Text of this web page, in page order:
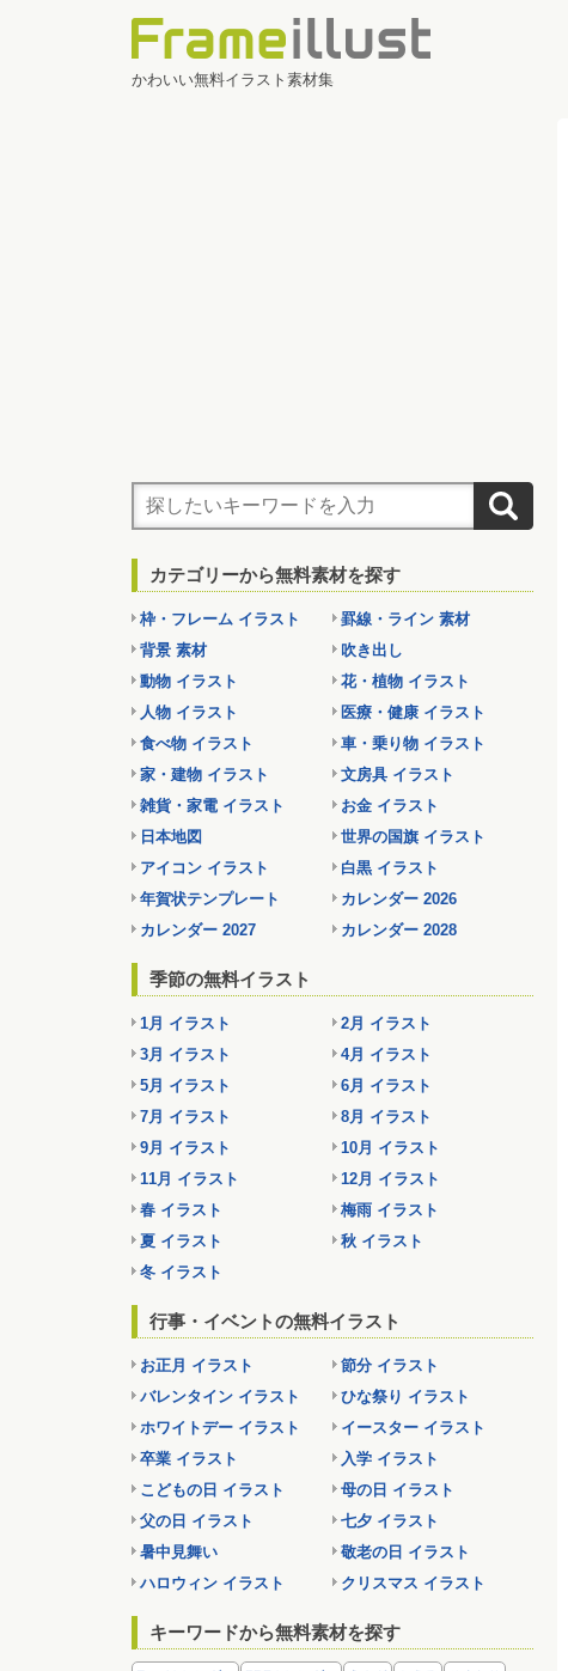
かわいい無料イラスト素材集
カテゴリーから無料素材を探す
枠・フレーム イラスト
罫線・ライン 素材
背景 素材
吹き出し
動物 イラスト
花・植物 イラスト
人物 イラスト
医療・健康 イラスト
食べ物 イラスト
車・乗り物 イラスト
家・建物 イラスト
文房具 イラスト
雑貨・家電 イラスト
お金 イラスト
日本地図
世界の国旗 イラスト
アイコン イラスト
白黒 イラスト
年賀状テンプレート
カレンダー 2026
カレンダー 2027
カレンダー 2028
季節の無料イラスト
1月 イラスト
2月 イラスト
3月 イラスト
4月 イラスト
5月 イラスト
6月 イラスト
7月 イラスト
8月 イラスト
9月 イラスト
10月 イラスト
11月 イラスト
12月 イラスト
春 イラスト
梅雨 イラスト
夏 イラスト
秋 イラスト
冬 イラスト
行事・イベントの無料イラスト
お正月 イラスト
節分 イラスト
バレンタイン イラスト
ひな祭り イラスト
ホワイトデー イラスト
イースター イラスト
卒業 イラスト
入学 イラスト
こどもの日 イラスト
母の日 イラスト
父の日 イラスト
七夕 イラスト
暑中見舞い
敬老の日 イラスト
ハロウィン イラスト
クリスマス イラスト
キーワードから無料素材を探す